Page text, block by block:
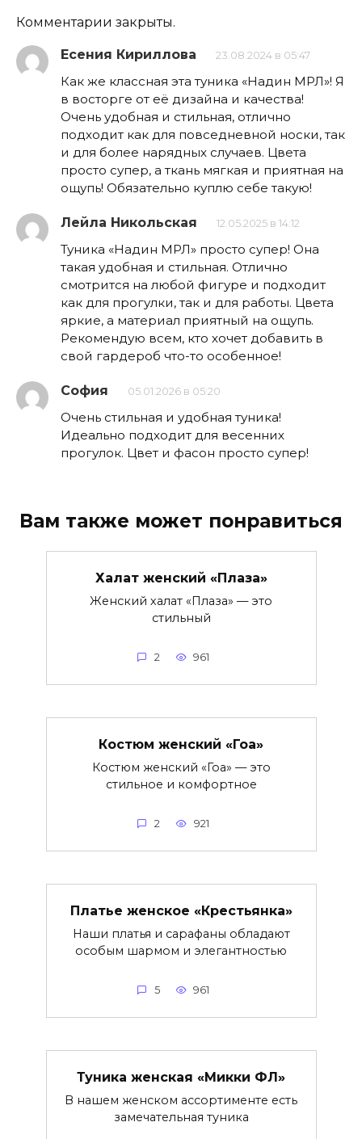
Комментарии закрыты.
Есения Кириллова 23.08.2024 в 05:47
Как же классная эта туника «Надин МРЛ»! Я
в восторге от её дизайна и качества!
Очень удобная и стильная, отлично
подходит как для повседневной носки, так
и для более нарядных случаев. Цвета
просто супер, а ткань мягкая и приятная на
ощупь! Обязательно куплю себе такую!
Лейла Никольская 12.05.2025 в 14:12
Туника «Надин МРЛ» просто супер! Она
такая удобная и стильная. Отлично
смотрится на любой фигуре и подходит
как для прогулки, так и для работы. Цвета
яркие, а материал приятный на ощупь.
Рекомендую всем, кто хочет добавить в
свой гардероб что-то особенное!
София 05.01.2026 в 05:20
Очень стильная и удобная туника!
Идеально подходит для весенних
прогулок. Цвет и фасон просто супер!
Вам также может понравиться
Халат женский «Плаза»
Женский халат «Плаза» — это
стильный
2 961
Костюм женский «Гоа»
Костюм женский «Гоа» — это
стильное и комфортное
2 921
Платье женское «Крестьянка»
Наши платья и сарафаны обладают
особым шармом и элегантностью
5 961
Туника женская «Микки ФЛ»
В нашем женском ассортименте есть
замечательная туника